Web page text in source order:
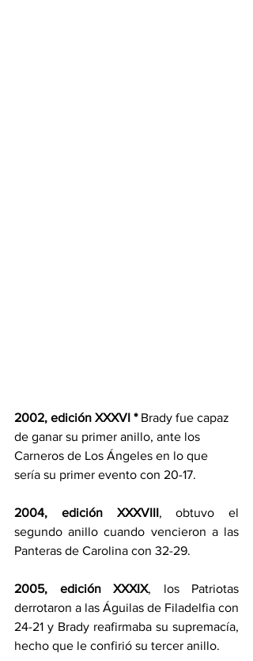
2002, edición XXXVI * Brady fue capaz
de ganar su primer anillo, ante los
Carneros de Los Ángeles en lo que
sería su primer evento con 20-17.
2004, edición XXXVIII, obtuvo el
segundo anillo cuando vencieron a las
Panteras de Carolina con 32-29.
2005, edición XXXIX, los Patriotas
derrotaron a las Águilas de Filadelfia con
24-21 y Brady reafirmaba su supremacía,
hecho que le confirió su tercer anillo.